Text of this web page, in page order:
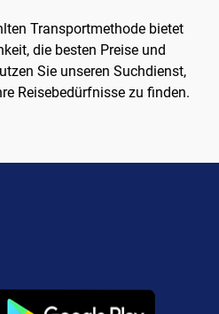
Transportmethode bietet
die besten Preise und
Sie unseren Suchdienst,
Reisebedürfnisse zu finden.